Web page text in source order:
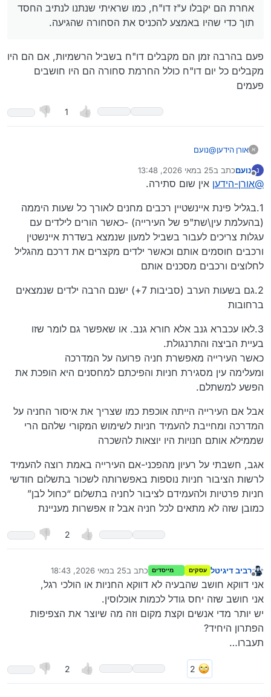
אחרת הם יקבלו ע"ז דו"ח, כמו שראיתי שנתנו לנתיב החסד
תוך כדי שהיו באמצע להכניס את הסחורה שהגיעה.
פעם בהרבה זמן הם מקבלים דו"ח בשביל הרשמיות, אם הם היו
מקבלים כל יום דו"ח כולל החרמת סחורה הם היו חושבים
פעמים
1
א אורן הידען@נועם
סותרים את עצמם. אתה מדבר על סכנה לילדים ועגלות, אבל
מדגיש שהבעיה היא בעיקר בלילה שעות שבהן הרחובות ממילא
פשוט אין איפה לחנות.
אם כבר מדברים על מדרכות שנעלמות המפגע האמיתי
והיומיומי קורהבאמצע היום
על המדרכות. זה קורה בשעות השיא, כשהמוני ילדים ואמהות
עם עגלות באמת צריכים לתמרן ולרדת לכביש מסוכן. שם
האכיפה באמת קריטית.
כתושבים. אי אפשר להפוך כל קומת עמודים וחניה פרטית לעוד
יחידת דיור, ואז להתפלא בלילה שאין לרכבים איפה לעמוד.
הצפיפות הזו מתחילה מהשטח.
נ נועםכתב ב25 במאי 2026, 13:48
נערך לאחרונה על ידי נועם
@אורן-הידען אין שום סתירה.
1.בגליל פינת איינשטיין רכבים מחנים לאורך כל שעות היממה
(בהעלמת עין\שת"פ של העירייה) -כאשר הורים לילדים עם
עגלות צריכים לעבור בשביל למעון שנמצא בשדרת איינשטין
ורכבים חוסמים אותם וכאשר ילדים מקצרים את דרכם מהגליל
לחלוצים ורכבים מסכנים אותם
2.גם בשעות הערב (סביבות 7+) ישנם הרבה ילדים שנמצאים
ברחובות
3.לאו עכברא גנב אלא חורא גנב. או שאפשר גם לומר שזו
בעיית הביצה והתרנגולת.
כאשר העירייה מאפשרת חניה פרועה על המדרכה
ומעלימה עין מסגירת חניות והפיכתם למחסנים היא הופכת את
הפשע למשתלם.
אבל אם העירייה הייתה אוכפת כמו שצריך את איסור החניה על
המדרכה ומחייבת להעמיד חניות לשימוש המקורי שלהם הרי
שממילא אותם חנויות היו יוצאות להשכרה
אגב, חשבתי על רעיון מהפכני-אם העירייה באמת רוצה להעמיד
לרשות הציבור חניות נוספות באפשרותה לשכור בתשלום חודשי
חניות פרטיות ולהעמידם לציבור לחניה בתשלום “כחול לבן”
כמובן שזה לא מתאים לכל חניה אבל זו אפשרות מעניינת
2
מנותק
רביב דיגיטל עסקים מייסדים כתב ב25 במאי 2026, 18:43
נערך לאחרונה על ידי
אני דווקא חושב שהבעיה לא דווקא החניות או הולכי רגל,
אני חושב שזה יחס גודל לכמות אוכלוסין.
יש יותר מדי אנשים וקצת מקום וזה מה שיוצר את הצפיפות
הפתרון היחיד?
תעברו…
2